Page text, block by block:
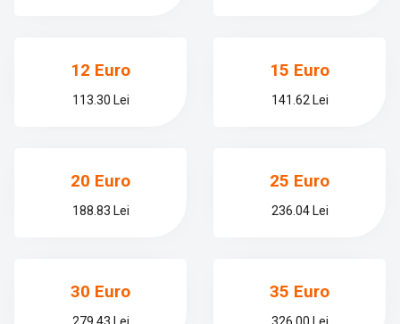
12 Euro
113.30 Lei
15 Euro
141.62 Lei
20 Euro
188.83 Lei
25 Euro
236.04 Lei
30 Euro 35 Euro